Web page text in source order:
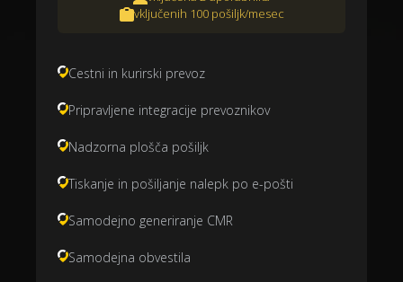
vključenih 100 pošiljk/mesec
Cestni in kurirski prevoz
Pripravljene integracije prevoznikov
Nadzorna plošča pošiljk
Tiskanje in pošiljanje nalepk po e-pošti
Samodejno generiranje CMR
Samodejna obvestila